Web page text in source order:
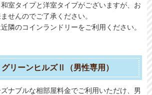
室タイプと洋室タイプがございますが、お
せんのでご了承ください。
隣のコインランドリーをご利用ください。
グリーンヒルズⅡ（男性専用）
ナブルな相部屋料金でご利用いただけ、男